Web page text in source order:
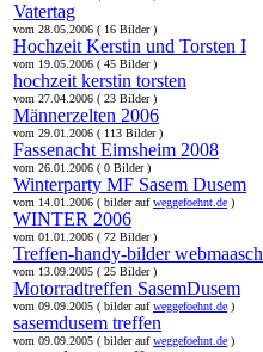
Vatertag
vom 28.05.2006 ( 16 Bilder )
Hochzeit Kerstin und Torsten I
vom 19.05.2006 ( 45 Bilder )
hochzeit kerstin torsten
vom 27.04.2006 ( 23 Bilder )
Männerzelten 2006
vom 29.01.2006 ( 113 Bilder )
Fassenacht Eimsheim 2008
vom 26.01.2006 ( 0 Bilder )
Winterparty MF Sasem Dusem
vom 14.01.2006 ( bilder aufweggefoehnt.de )
WINTER 2006
vom 01.01.2006 ( 72 Bilder )
Treffen-handy-bilder webmaasch
vom 13.09.2005 ( 25 Bilder )
Motorradtreffen SasemDusem
vom 09.09.2005 ( bilder aufweggefoehnt.de )
sasemdusem treffen
vom 09.09.2005 ( bilder aufweggefoehnt.de )